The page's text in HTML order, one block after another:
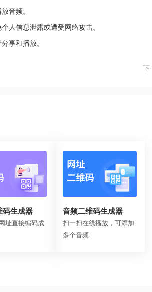
音频。
人信息泄露或遭受网络攻击。
享和播放。
下
码生成器
址直接编码成
音频二维码生成器
扫一扫在线播放，可添加
多个音频